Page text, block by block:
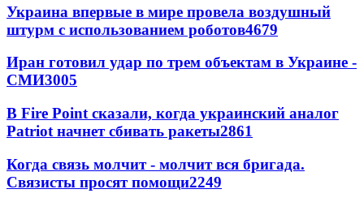
Украина впервые в мире провела воздушный
штурм с использованием роботов4679
Иран готовил удар по трем объектам в Украине -
СМИ3005
В Fire Point сказали, когда украинский аналог
Patriot начнет сбивать ракеты2861
Когда связь молчит - молчит вся бригада.
Связисты просят помощи2249